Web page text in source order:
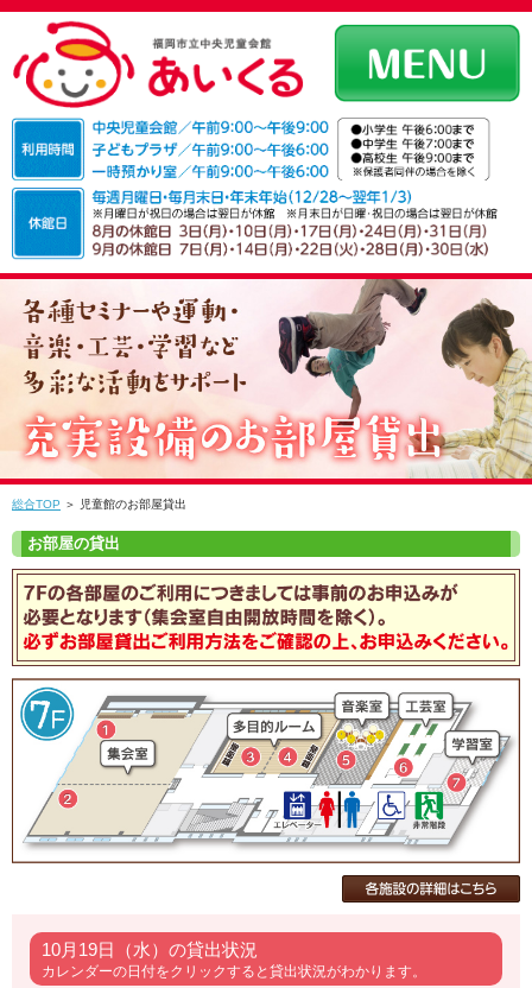
総合TOP ＞ 児童館のお部屋貸出
10月19日（水）の貸出状況
カレンダーの日付をクリックすると貸出状況がわかります。